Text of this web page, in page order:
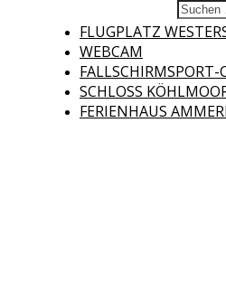
FLUGPLATZ
WEBCAM
FALLSCHIRMSPORT-
SCHLOSS
FERIENHAUS